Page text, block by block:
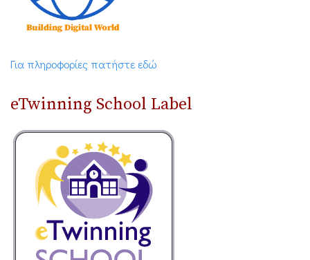
Για πληροφορίες πατήστε εδώ
eTwinning School Label